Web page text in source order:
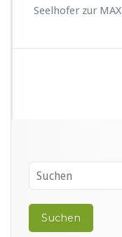
Seelhofer zur